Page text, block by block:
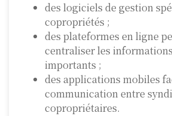
des logiciels de gestion
copropriétés ;
des plateformes en ligne
centraliser les
importants ;
des applications mobiles
communication entre
copropriétaires.